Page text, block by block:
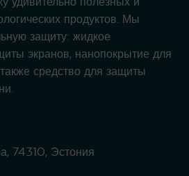
продуктов. Мы
защиту: жидкое
экранов, нанопокрытие для
средство для защиты
74310, Эстония